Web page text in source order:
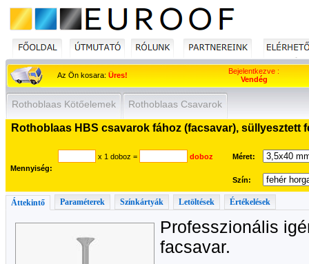
Az Ön kosara: Üres!
Bejelentkezve :
Vendég
Rothoblaas Kötőelemek Rothoblaas Csavarok
Rothoblaas HBS csavarok fához (facsavar),
Mennyiség:
x 1 doboz = doboz Méret:
Szín:
Áttekintő Paraméterek Színkártyák Letöltések Értékelések
Professzionális
facsavar.